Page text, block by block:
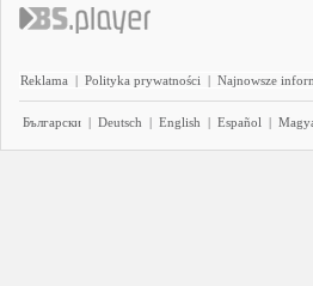
Reklama | Polityka prywatności | Najnowsze
Български | Deutsch | English | Español |